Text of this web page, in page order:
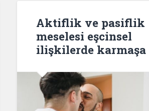
Aktiflik ve pasiflik
meselesi eşcinsel
ilişkilerde karmaşa